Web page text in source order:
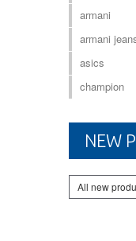
armani
armani
asics
champion
NEW
All new